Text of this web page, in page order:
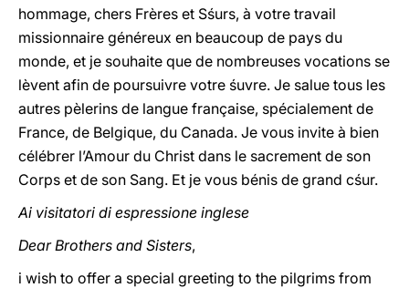
hommage, chers Frères et Sśurs, à votre travail
missionnaire généreux en beaucoup de pays du
monde, et je souhaite que de nombreuses vocations se
lèvent afin de poursuivre votre śuvre. Je salue tous les
autres pèlerins de langue française, spécialement de
France, de Belgique, du Canada. Je vous invite à bien
célébrer l’Amour du Christ dans le sacrement de son
Corps et de son Sang. Et je vous bénis de grand cśur.
Ai visitatori di espressione inglese
Dear Brothers and Sisters,
i wish to offer a special greeting to the pilgrims from